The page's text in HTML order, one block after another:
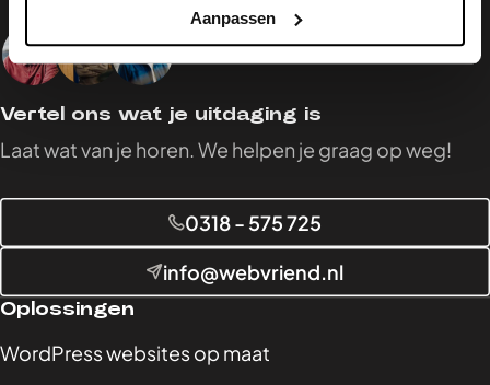
Aanpassen
Vertel ons wat je uitdaging is
Laat wat van je horen. We helpen je graag op weg!
0318 - 575 725
info@webvriend.nl
Oplossingen
WordPress websites op maat